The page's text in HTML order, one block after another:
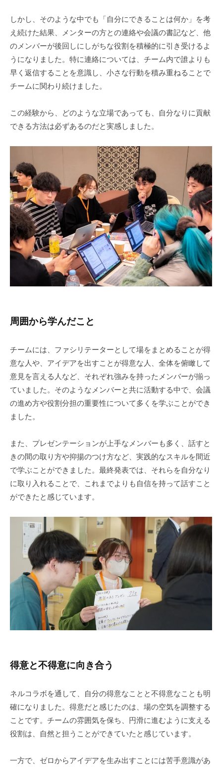
しかし、そのような中でも「自分にできることは何か」を考
え続けた結果、メンターの方との連絡や会議の書記など、他
のメンバーが後回しにしがちな役割を積極的に引き受けるよ
うになりました。特に連絡については、チーム内で誰よりも
早く返信することを意識し、小さな行動を積み重ねることで
チームに関わり続けました。
この経験から、どのような立場であっても、自分なりに貢献
できる方法は必ずあるのだと実感しました。
周囲から学んだこと
チームには、ファシリテーターとして場をまとめることが得
意な人や、アイデアを出すことが得意な人、全体を俯瞰して
意見を言える人など、それぞれ強みを持ったメンバーが揃っ
ていました。そのようなメンバーと共に活動する中で、会議
の進め方や役割分担の重要性について多くを学ぶことができ
ました。
また、プレゼンテーションが上手なメンバーも多く、話すと
きの間の取り方や抑揚のつけ方など、実践的なスキルを間近
で学ぶことができました。最終発表では、それらを自分なり
に取り入れることで、これまでよりも自信を持って話すこと
ができたと感じています。
得意と不得意に向き合う
ネルコラボを通して、自分の得意なことと不得意なことも明
確になりました。得意だと感じたのは、場の空気を調整する
ことです。チームの雰囲気を保ち、円滑に進むように支える
役割は、自然と担うことができていたと感じています。
一方で、ゼロからアイデアを生み出すことには苦手意識があ